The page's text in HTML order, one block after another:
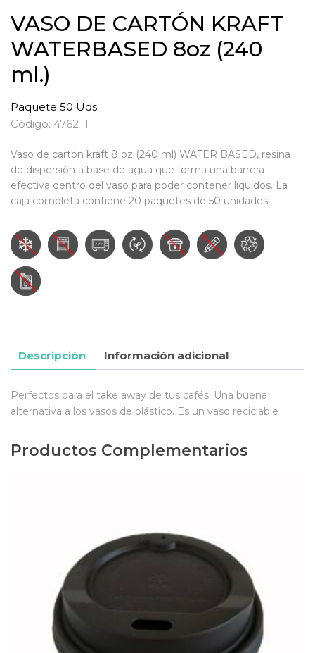
VASO DE CARTÓN KRAFT
WATERBASED 8oz (240
ml.)
Paquete 50 Uds
Código: 4762_1
Vaso de cartón kraft 8 oz (240 ml) WATER BASED, resina
de dispersión a base de agua que forma una barrera
efectiva dentro del vaso para poder contener líquidos. La
caja completa contiene 20 paquetes de 50 unidades.
Descripción Información adicional
Perfectos para el take away de tus cafés. Una buena
alternativa a los vasos de plástico. Es un vaso reciclable
Productos Complementarios